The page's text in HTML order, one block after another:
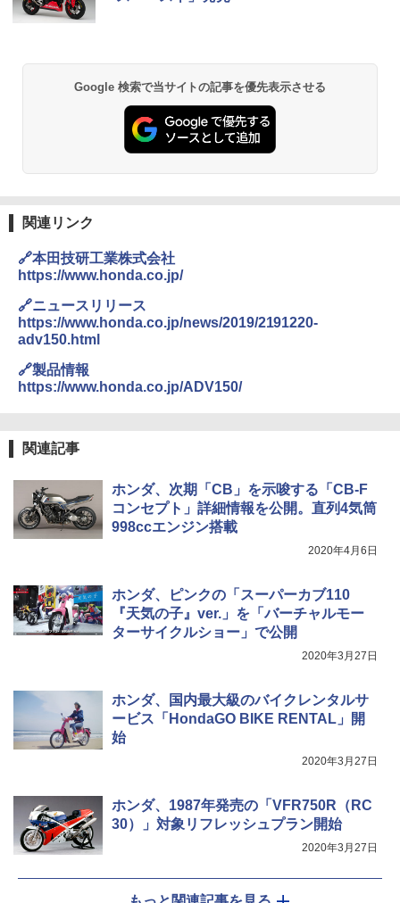
Google 検索で当サイトの記事を優先表示させる
関連リンク
🔗本田技研工業株式会社
https://www.honda.co.jp/
🔗ニュースリリース
https://www.honda.co.jp/news/2019/2191220-
adv150.html
🔗製品情報
https://www.honda.co.jp/ADV150/
関連記事
ホンダ、次期「CB」を示唆する「CB-F
コンセプト」詳細情報を公開。直列4気筒
998ccエンジン搭載
2020年4月6日
ホンダ、ピンクの「スーパーカブ110
『天気の子』ver.」を「バーチャルモー
ターサイクルショー」で公開
2020年3月27日
ホンダ、国内最大級のバイクレンタルサ
ービス「HondaGO BIKE RENTAL」開
始
2020年3月27日
ホンダ、1987年発売の「VFR750R（RC
30）」対象リフレッシュプラン開始
2020年3月27日